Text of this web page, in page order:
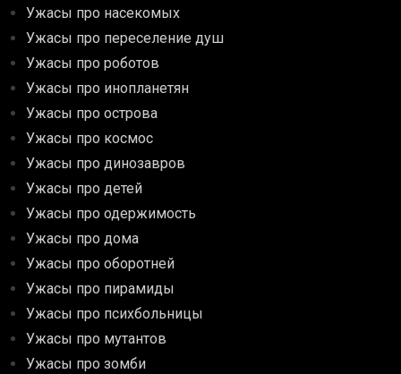
Ужасы про насекомых
Ужасы про переселение душ
Ужасы про роботов
Ужасы про инопланетян
Ужасы про острова
Ужасы про космос
Ужасы про динозавров
Ужасы про детей
Ужасы про одержимость
Ужасы про дома
Ужасы про оборотней
Ужасы про пирамиды
Ужасы про психбольницы
Ужасы про мутантов
Ужасы про зомби